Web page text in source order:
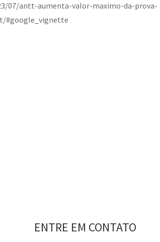
07/antt-aumenta-valor-maximo-da-prova-
#google_vignette
ENTRE EM CONTATO